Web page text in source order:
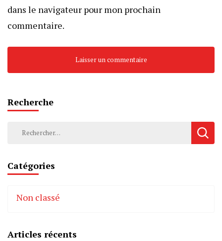
dans le navigateur pour mon prochain
commentaire.
Recherche
Rechercher :
Catégories
Non classé
Articles récents